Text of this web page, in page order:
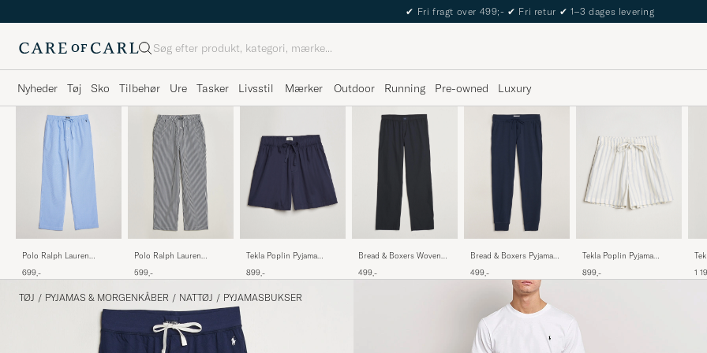
The Care of Carl Passport
Søg
Nyheder Tøj Sko Tilbehør Ure Tasker Livsstil Mærker Outdoor Running Pre-owned Luxury
Polo Ralph Lauren
Gingham Blue
699,-
Polo Ralph Lauren
Navy/White
599,-
Tekla Poplin Pyjama
899,-
Bread & Boxers Woven
499,-
Bread & Boxers Pyjama
499,-
Tekla Poplin Pyjama
899,- 1
TØJ / PYJAMAS & MORGENKÅBER / NATTØJ / PYJAMASBUKSER